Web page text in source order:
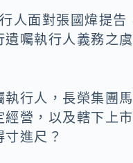
人面對張國煒提
囑執行人義務之
行人，長榮集團
營，以及轄下上
進尺？